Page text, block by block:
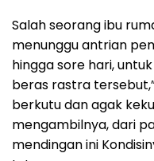
Salah seorang ibu
menunggu antrian
hingga sore hari,
beras rastra
berkutu dan agak
mengambilnya, dari
mendingan ini